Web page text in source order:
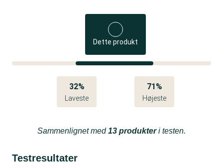
Dette produkt
32%
Laveste
71%
Højeste
Sammenlignet med13 produkteri testen.
Testresultater